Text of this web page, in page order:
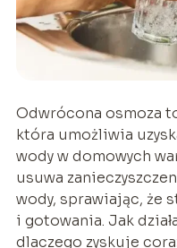
Odwrócona osmoza
która umożliwia
wody w domowych
usuwa
wody, sprawiając, że
i gotowania. Jak
dlaczego zyskuje